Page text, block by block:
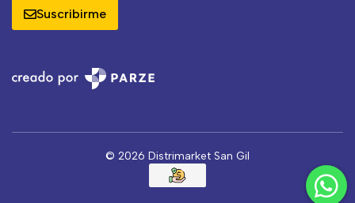
Suscribirme
© 2026 Distrimarket San Gil